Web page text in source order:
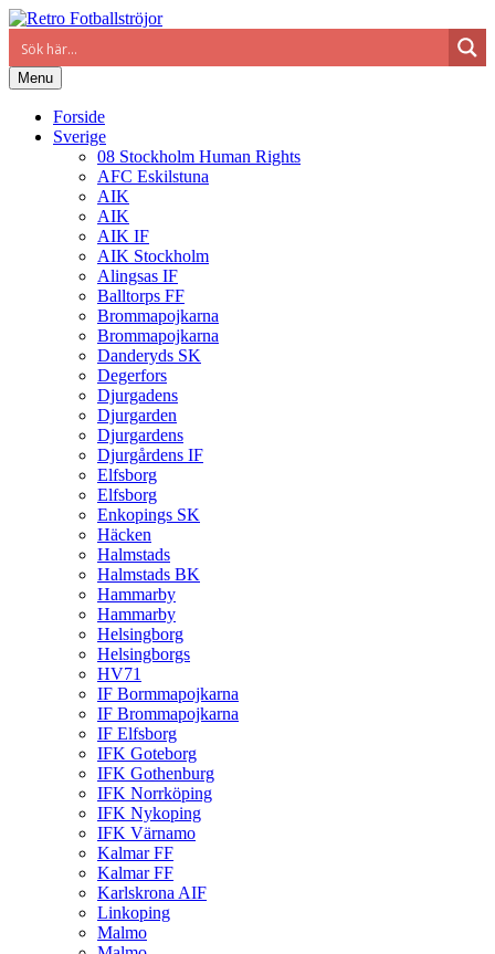
Menu
Forside
Sverige
08 Stockholm Human Rights
AFC Eskilstuna
AIK
AIK
AIK IF
AIK Stockholm
Alingsas IF
Balltorps FF
Brommapojkarna
Brommapojkarna
Danderyds SK
Degerfors
Djurgadens
Djurgarden
Djurgardens
Djurgårdens IF
Elfsborg
Elfsborg
Enkopings SK
Häcken
Halmstads
Halmstads BK
Hammarby
Hammarby
Helsingborg
Helsingborgs
HV71
IF Bormmapojkarna
IF Brommapojkarna
IF Elfsborg
IFK Goteborg
IFK Gothenburg
IFK Norrköping
IFK Nykoping
IFK Värnamo
Kalmar FF
Kalmar FF
Karlskrona AIF
Linkoping
Malmo